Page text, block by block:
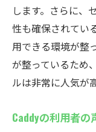
初心者から
ンドアゴル
初心者
上級者
個別指
します。さらに、
性も確保されてい
用できる環境が整
が整っているため
ルは非常に人気が
Caddyの利用者の